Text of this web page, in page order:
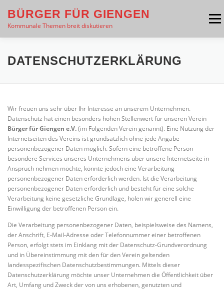
Inhalt
springen
BÜRGER FÜR GIENGEN
Kommunale Themen breit diskutieren
Menü
THEMEN PRESSE ÜBER UNS
KONTAKT
DATENSCHUTZERKLÄRUNG
Wir freuen uns sehr über Ihr Interesse an unserem Unternehmen.
Datenschutz hat einen besonders hohen Stellenwert für unseren Verein
Bürger für Giengen e.V.(im Folgenden Verein genannt). Eine Nutzung der
Internetseiten des Vereins ist grundsätzlich ohne jede Angabe
personenbezogener Daten möglich. Sofern eine betroffene Person
besondere Services unseres Unternehmens über unsere Internetseite in
Anspruch nehmen möchte, könnte jedoch eine Verarbeitung
personenbezogener Daten erforderlich werden. Ist die Verarbeitung
personenbezogener Daten erforderlich und besteht für eine solche
Verarbeitung keine gesetzliche Grundlage, holen wir generell eine
Einwilligung der betroffenen Person ein.
Die Verarbeitung personenbezogener Daten, beispielsweise des Namens,
der Anschrift, E-Mail-Adresse oder Telefonnummer einer betroffenen
Person, erfolgt stets im Einklang mit der Datenschutz-Grundverordnung
und in Übereinstimmung mit den für den Verein geltenden
landesspezifischen Datenschutzbestimmungen. Mittels dieser
Datenschutzerklärung möchte unser Unternehmen die Öffentlichkeit über
Art, Umfang und Zweck der von uns erhobenen, genutzten und